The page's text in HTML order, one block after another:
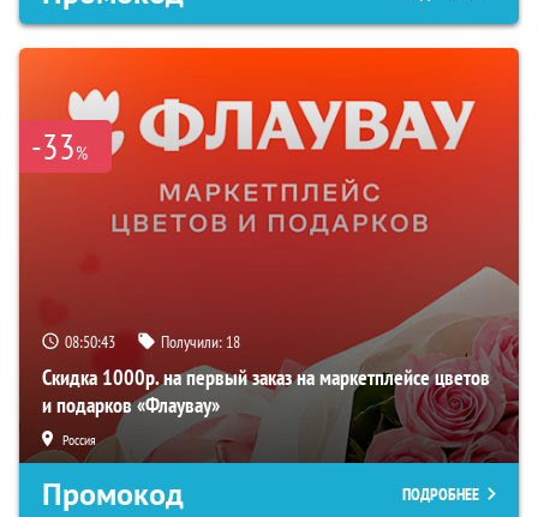
-33%
08:50:42 Получили: 18
Скидка 1000р. на первый заказ на маркетплейсе цветов
и подарков «Флаувау»
Россия
Промокод ПОДРОБНЕЕ